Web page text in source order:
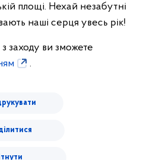
площі. Нехай незабутні
наші серця увесь рік!
заходу ви зможете
.